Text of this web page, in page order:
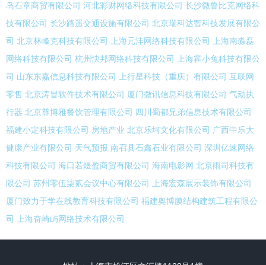
岛石章商贸有限公司 河北彩财网络科技有限公司 长沙微鲁比克网络科
技有限公司 长沙路遥交通设施有限公司 北京瑞科达智科技发展有限公
司 北京林峰克科技有限公司 上海元沣网络科技有限公司
上海南淼磊
网络科技有限公司 杭州快邦网络科技有限公司
上海霍小兔科技有限公
司 山东东嘉信息科技有限公司 上行星科技（重庆）有限公司 互联网
零售 北京涛冒软件技术有限公司 厦门微讯信息科技有限公司 气动执
行器 北京尊博雅餐饮管理有限公司 四川蜀都兄弟信息技术有限公司
福建小定科技有限公司 房地产业 北京乐坷文化有限公司 广西中乐大
健康产业有限公司 天气预报 南召县石鑫石业有限公司 深圳亿速网络
科技有限公司 海口若煜盈商贸有限公司 海南电影网 北京雨司科技有
限公司 苏州零伍柒贰会议中心有限公司
上海宏森展示装饰有限公司
厦门致力于学在线教育科技有限公司 福建奥博膜结构建筑工程有限公
司
上海奋崎屿网络技术有限公司